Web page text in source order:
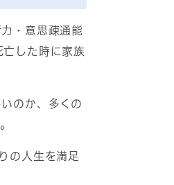
・意思疎通能
した時に家族
のか、多くの
の人生を満足